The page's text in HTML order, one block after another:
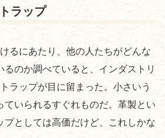
ラップ
るにあたり、他の人たちがどんな
るのか調べていると、インダストリ
ラップが目に留まった。小さいう
ていられるすぐれものだ。革製とい
プとしては高価だけど、これしかな